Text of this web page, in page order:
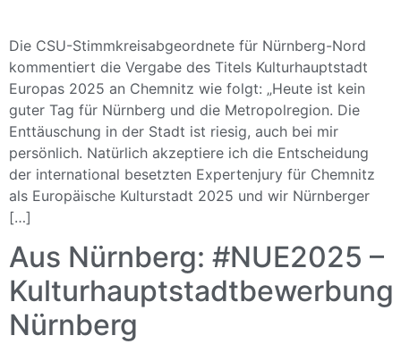
Die CSU-Stimmkreisabgeordnete für Nürnberg-Nord
kommentiert die Vergabe des Titels Kulturhauptstadt
Europas 2025 an Chemnitz wie folgt: „Heute ist kein
guter Tag für Nürnberg und die Metropolregion. Die
Enttäuschung in der Stadt ist riesig, auch bei mir
persönlich. Natürlich akzeptiere ich die Entscheidung
der international besetzten Expertenjury für Chemnitz
als Europäische Kulturstadt 2025 und wir Nürnberger
[…]
Aus Nürnberg: #NUE2025 –
Kulturhauptstadtbewerbung
Nürnberg